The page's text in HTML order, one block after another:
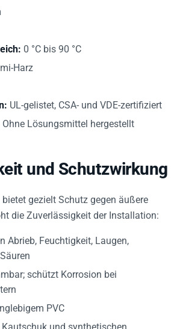
0 °C bis 90 °C
Harz
UL-gelistet, CSA- und VDE-zertifiziert
Ohne Lösungsmittel hergestellt
und Schutzwirkung
gezielt Schutz gegen äußere
die Zuverlässigkeit der Installation:
Abrieb, Feuchtigkeit, Laugen,
schützt Korrosion bei
PVC